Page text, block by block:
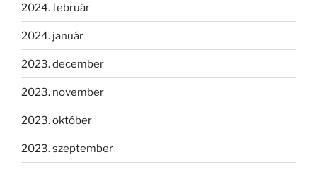
2024. február
2024. január
2023. december
2023. november
2023. október
2023. szeptember